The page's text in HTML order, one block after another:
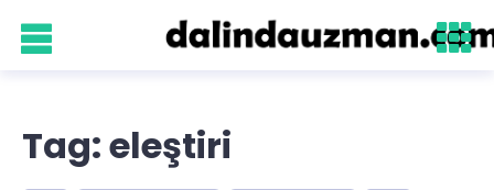
Tag: eleştiri